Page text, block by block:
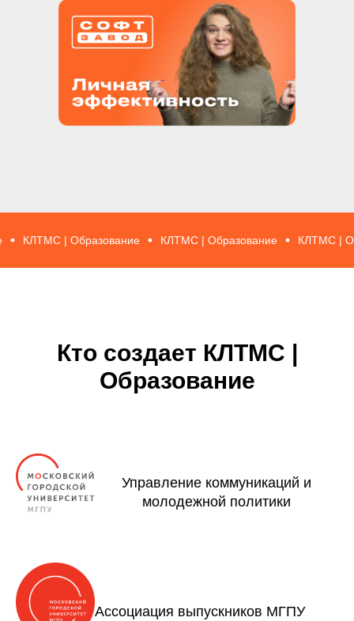
| Образование КЛТМС | Образование КЛТМС |
Кто создает КЛТМС |
Образование
Управление коммуникаций и
молодежной политики
Ассоциация выпускников МГПУ